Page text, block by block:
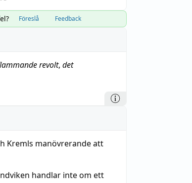
Föreslå Feedback
revolt, det
Kremls manövrerande att
handlar inte om ett